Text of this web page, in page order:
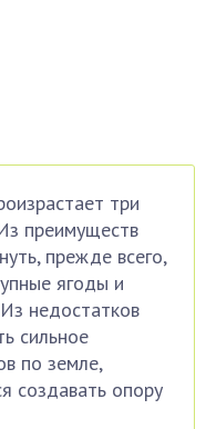
три
преимуществ
прежде всего,
ягоды и
недостатков
сильное
по земле,
создавать опору